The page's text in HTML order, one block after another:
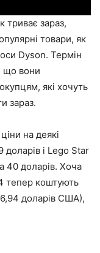
триває зараз,
товари, як
Dyson. Термін
що вони
які хочуть
зараз.
на деякі
доларів і Lego Star
40 доларів. Хоча
тепер коштують
доларів США),